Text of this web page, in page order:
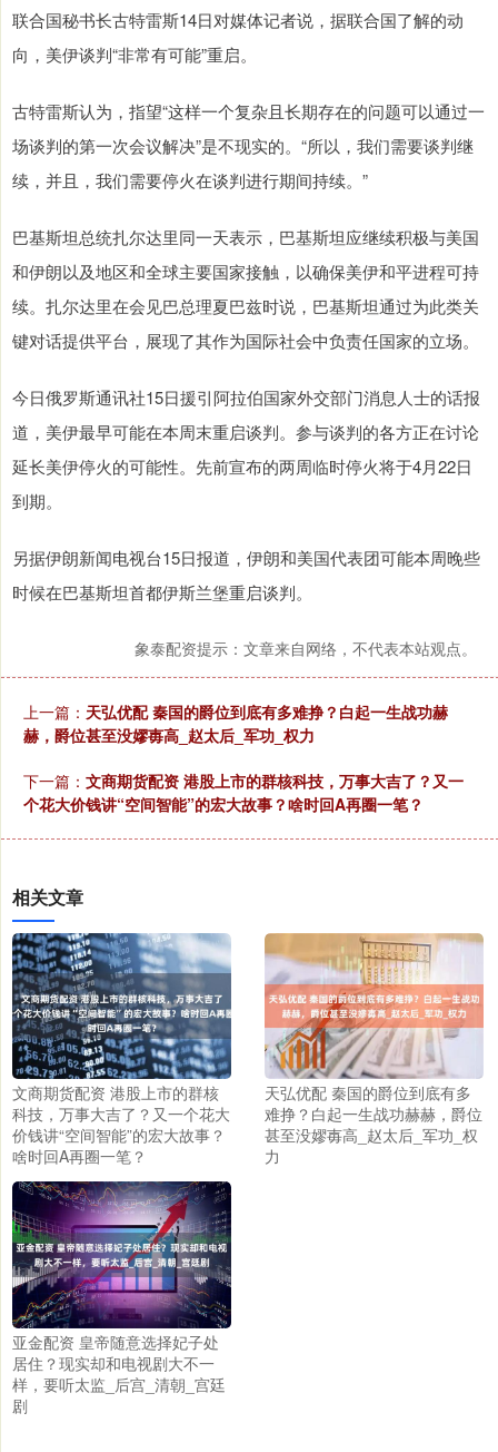
联合国秘书长古特雷斯14日对媒体记者说，据联合国了解的动
向，美伊谈判“非常有可能”重启。
古特雷斯认为，指望“这样一个复杂且长期存在的问题可以通过一
场谈判的第一次会议解决”是不现实的。“所以，我们需要谈判继
续，并且，我们需要停火在谈判进行期间持续。”
巴基斯坦总统扎尔达里同一天表示，巴基斯坦应继续积极与美国
和伊朗以及地区和全球主要国家接触，以确保美伊和平进程可持
续。扎尔达里在会见巴总理夏巴兹时说，巴基斯坦通过为此类关
键对话提供平台，展现了其作为国际社会中负责任国家的立场。
今日俄罗斯通讯社15日援引阿拉伯国家外交部门消息人士的话报
道，美伊最早可能在本周末重启谈判。参与谈判的各方正在讨论
延长美伊停火的可能性。先前宣布的两周临时停火将于4月22日
到期。
另据伊朗新闻电视台15日报道，伊朗和美国代表团可能本周晚些
时候在巴基斯坦首都伊斯兰堡重启谈判。
象泰配资提示：文章来自网络，不代表本站观点。
上一篇： 天弘优配 秦国的爵位到底有多难挣？白起一生战功赫
赫，爵位甚至没嫪毐高_赵太后_军功_权力
下一篇： 文商期货配资 港股上市的群核科技，万事大吉了？又一
个花大价钱讲“空间智能”的宏大故事？啥时回A再圈一笔？
相关文章
文商期货配资 港股上市的群核
科技，万事大吉了？又一个花大
价钱讲“空间智能”的宏大故事？
啥时回A再圈一笔？
天弘优配 秦国的爵位到底有多
难挣？白起一生战功赫赫，爵位
甚至没嫪毐高_赵太后_军功_权
力
亚金配资 皇帝随意选择妃子处
居住？现实却和电视剧大不一
样，要听太监_后宫_清朝_宫廷
剧